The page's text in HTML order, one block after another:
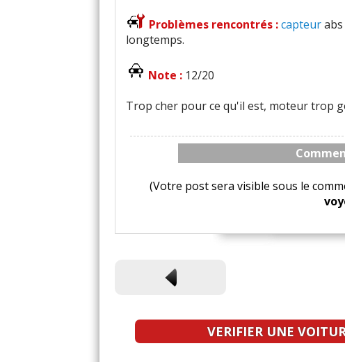
Problèmes rencontrés :capteurabs
longtemps.
Note : 12/20
Trop cher pour ce qu'il est, moteur trop
(Votre post sera visible sous le
VERIFIER UNE